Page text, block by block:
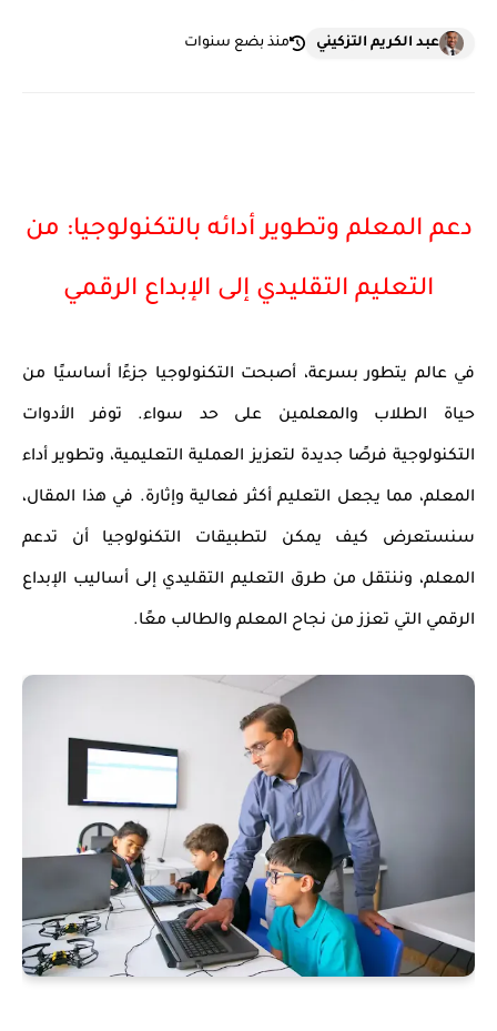
عبد الكريم التزكيني منذ بضع سنوات
دعم المعلم وتطوير أدائه بالتكنولوجيا: من
التعليم التقليدي إلى الإبداع الرقمي
في عالم يتطور بسرعة، أصبحت التكنولوجيا جزءًا أساسيًا من
حياة الطلاب والمعلمين على حد سواء. توفر الأدوات
التكنولوجية فرصًا جديدة لتعزيز العملية التعليمية، وتطوير أداء
المعلم، مما يجعل التعليم أكثر فعالية وإثارة. في هذا المقال،
سنستعرض كيف يمكن لتطبيقات التكنولوجيا أن تدعم
المعلم، وننتقل من طرق التعليم التقليدي إلى أساليب الإبداع
الرقمي التي تعزز من نجاح المعلم والطالب معًا.